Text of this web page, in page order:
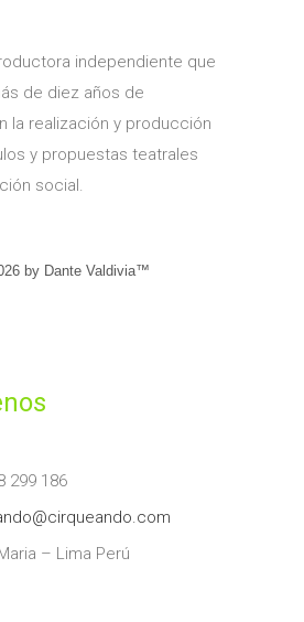
independiente que
de diez años de
la realización y producción
y propuestas teatrales
social.
by Dante Valdivia™
299 186
– Lima Perú